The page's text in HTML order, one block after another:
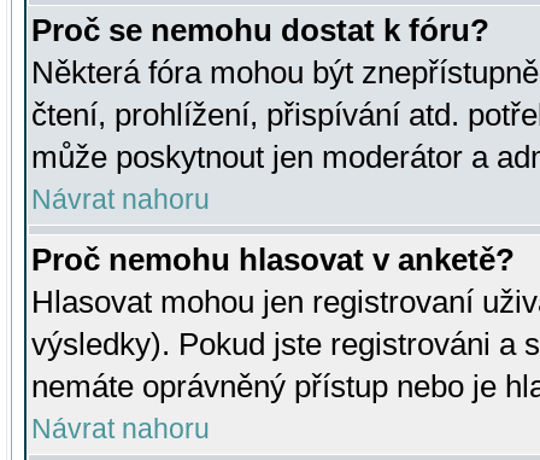
Proč se nemohu dostat k fóru?
Některá fóra mohou být
čtení, prohlížení, přispívání atd.
může poskytnout jen moderátor a
Návrat nahoru
Proč nemohu hlasovat v anketě?
Hlasovat mohou jen registrovaní
výsledky). Pokud jste registrováni a
nemáte oprávněný přístup nebo je
Návrat nahoru